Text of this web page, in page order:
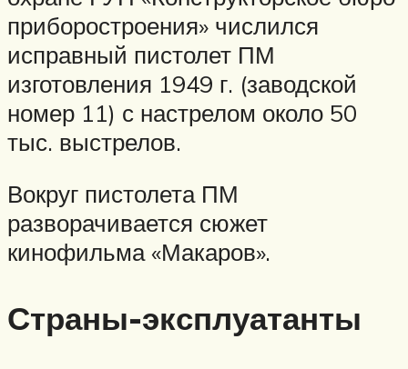
приборостроения» числился
исправный пистолет ПМ
изготовления 1949 г. (заводской
номер 11) с настрелом около 50
тыс. выстрелов.
Вокруг пистолета ПМ
разворачивается сюжет
кинофильма «Макаров».
Страны-эксплуатанты